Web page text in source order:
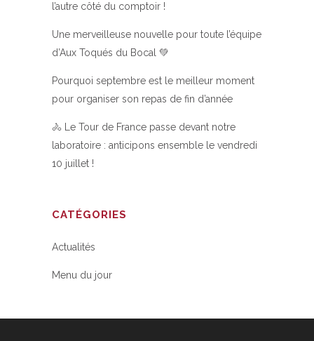
l’autre côté du comptoir !
Une merveilleuse nouvelle pour toute l’équipe
d’Aux Toqués du Bocal 💚
Pourquoi septembre est le meilleur moment
pour organiser son repas de fin d’année
🚴 Le Tour de France passe devant notre
laboratoire : anticipons ensemble le vendredi
10 juillet !
CATÉGORIES
Actualités
Menu du jour